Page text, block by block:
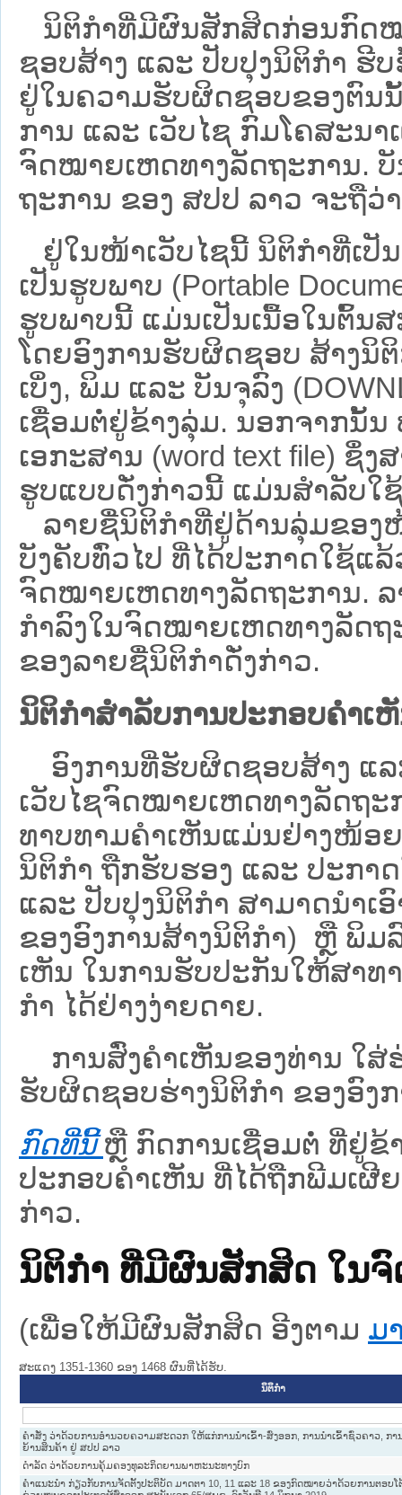
ນິ​ຕິ​ກຳ​ທີ່​ມີ​ຜົນ​ສັກ​ສິດ​ກ່ອນ​ກົດ​ໝ
ຊອບ​ສ້າງ ແລະ ປັບ​ປຸງນິ​ຕິ​ກຳ ຮີ
ຢູ່ໃນຄວາມຮັບຜິດຊອບຂອງຕົນ
ການ ແລະ ເວັບໄຊ​ ກົມໂຄສະນ
ຈົດໝາຍເຫດທາງລັດຖະການ.
ຖະ​ການ ຂອງ ສປ​ປ ລາວ ​ຈະຖື​
ຢູ່ໃນໜ້າ​ເວັບ​ໄຊ​ນີ້ ນິຕິກຳທີ່ເປັ
ເປັນຮູບພາບ (Portable
ຮູບພາບນີ້ ແມ່ນເປັນເນື້ອໃນຕົ້ນ
ໂດຍອົງການຮັບຜິດຊອບ ສ້າງນິ
ເບິ່ງ, ພິມ ແລະ ບັນຈຸລົງ
ເຊື່ອມຕໍ່ຢູ່ຂ້າງລຸ່ມ. ນອກຈາກນັ້ນ
ເອກະສານ (word text file) ຊຶ່
ຮູບແບບດັ່ງກ່າວນີ້ ແມ່ນສຳລັບໃ
ລາຍຊື່ນິຕິກຳທີ່ຢູ່ດ້ານລຸ່ມຂອງ
ບັງຄັບທົ່ວໄປ ທີ່ໄດ້ປະກາດໃຊ້ແ
ຈົດໝາຍເຫດທາງລັດຖະການ.
ກຳລົງໃນຈົດໝາຍເຫດທາງລັດ
ຂອງລາຍຊື່ນິຕິກໍາດັ່ງກ່າວ.
ນິຕິກຳສຳລັບການປະກອບຄຳເ
ອົງການທີ່ຮັບຜິດຊອບສ້າງ ແລ
ເວັບ​ໄຊຈົດໝາຍເຫດທາງລັດຖະ
ທາບທາມຄໍາເຫັນແມ່ນຢ່າງໜ້ອ
ນິຕິກໍາ ຖືກຮັບຮອງ ແລະ ປະກາ
ແລະ ປັບປຸງນິຕິກໍາ ສາມາດນຳເ
ຂອງອົງການສ້າງນິຕິກຳ) ຫຼື ພິມ
ເຫັນ ໃນການຮັບປະກັນໃຫ້ສາທ
ກຳ ໄດ້ຢ່າງງ່າຍດາຍ.
ການສົ່ງຄໍາເຫັນຂອງທ່ານ ໃສ່
ຮັບຜິດຊອບຮ່າງນິຕິກຳ ຂອງອົງ
ກົດທີ່ນີ້ ຫຼື ກົດການເຊື່ອມຕໍ່ ທີ່ຢູ່ຂ້
ປະກອບຄຳເຫັນ ທີ່ໄດ້ຖືກພີມເຜີ
ກ່າວ.
ນິຕິກໍາ ທີ່ມີຜົນສັກສິດ ໃນ
(ເພື່ອໃຫ້ມີຜົນສັກສິດ ອີງຕາມ ມ
ສະແດງ 1351-1360 ຂອງ 1468 ຜົນທີ່ໄດ້ຮັບ.
ນິຕິກໍາ
ຄໍາສັ່ງ ວ່າດ້ວຍການອໍານວຍຄວາມສະດວກ ໃຫ້ແກ່ການນໍາເຂົ້າ-ສົ່ງອອກ, ການນໍາເຂົ້າຊົ່ວຄາວ, ກາ
ຍ້ານສິນຄ້າ ຢູ່ ສປປ ລາວ
ດໍາລັດ ວ່າດ້ວຍການຄຸ້ມຄອງທຸລະກິດຍານພາຫະນະທາງບົກ
ຄໍາແນະນໍາ ກ່ຽວກັບການຈັດຕັ້ງປະຕິບັດ ມາດຕາ 10, 11 ແລະ 18 ຂອງກົດໝາຍວ່າດ້ວຍການຕອບ